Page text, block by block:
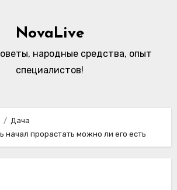
NovaLive
народные средства, опыт
специалистов!
Дача
начал прорастать можно ли его есть